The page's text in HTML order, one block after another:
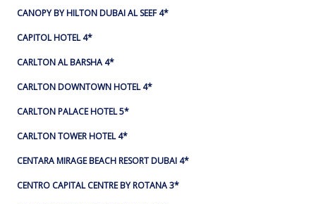
CANOPY BY HILTON DUBAI AL SEEF 4*
CAPITOL HOTEL 4*
CARLTON AL BARSHA 4*
CARLTON DOWNTOWN HOTEL 4*
CARLTON PALACE HOTEL 5*
CARLTON TOWER HOTEL 4*
CENTARA MIRAGE BEACH RESORT DUBAI 4*
CENTRO CAPITAL CENTRE BY ROTANA 3*